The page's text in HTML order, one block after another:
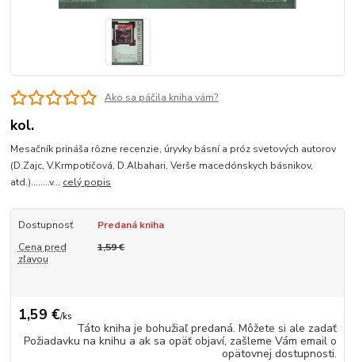
Ako sa páčila kniha vám?
kol.
Mesačník prináša rôzne recenzie, úryvky básní a próz svetových autorov
(D.Zajc, V.Krmpotičová, D.Albahari, Verše macedónskych básnikov,
atd.)........v... celý popis
Dostupnosť
Predaná kniha
Cena pred
zľavou
1,59 €
1,59 €/ks
Táto kniha je bohužiaľ predaná. Môžete si ale zadať
Požiadavku na knihu a ak sa opäť objaví, zašleme Vám email o
opätovnej dostupnosti.